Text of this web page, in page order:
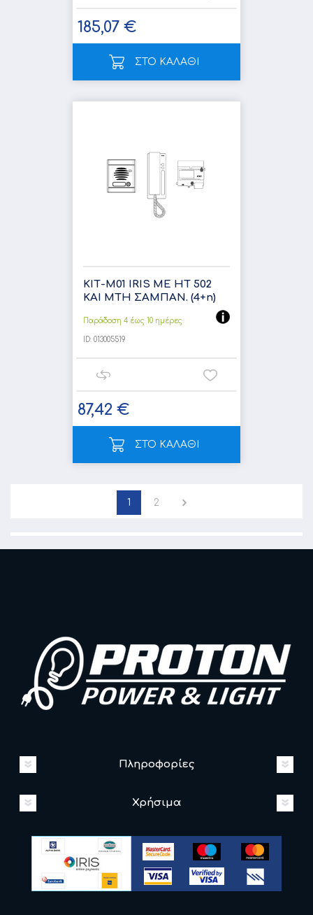
185,07 €
ΣΤΟ ΚΑΛΑΘΙ
ΚΙΤ-Μ01 IRIS ΜΕ HT 502
ΚΑΙ MTH ΣΑΜΠΑΝ. (4+n)
Παράδοση 4 έως 10 ημέρες
ID: 013005519
87,42 €
ΣΤΟ ΚΑΛΑΘΙ
1 2
Πληροφορίες
Χρήσιμα